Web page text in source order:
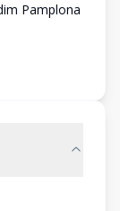
Pamplona